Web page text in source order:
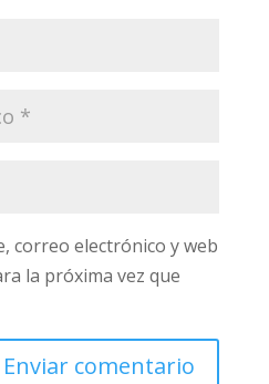
correo electrónico y web
la próxima vez que